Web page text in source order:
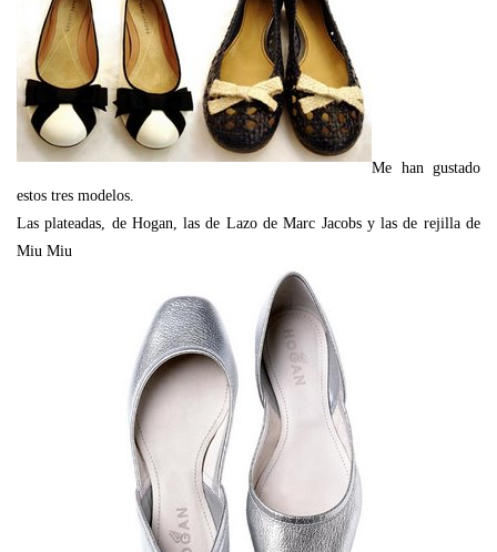
Me han gustado
estos tres modelos.
Las plateadas, de Hogan, las de Lazo de Marc Jacobs y las de rejilla de
Miu Miu